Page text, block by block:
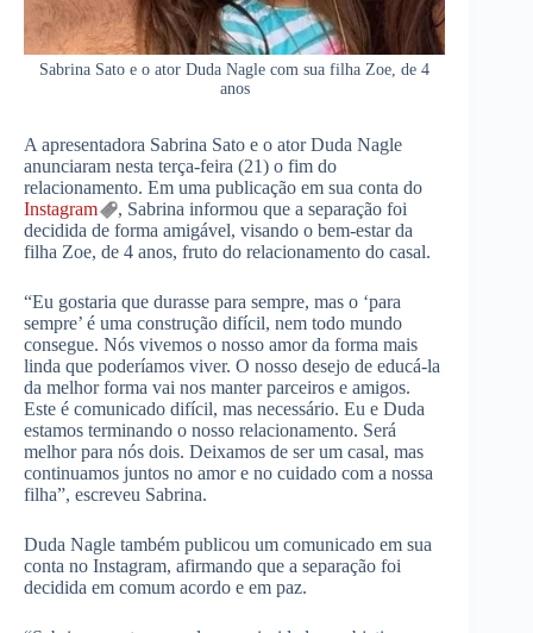
Sabrina Sato e o ator Duda Nagle com sua filha Zoe, de 4
anos
A apresentadora Sabrina Sato e o ator Duda Nagle
anunciaram nesta terça-feira (21) o fim do
relacionamento. Em uma publicação em sua conta do
Instagram
, Sabrina informou que a separação foi
decidida de forma amigável, visando o bem-estar da
filha Zoe, de 4 anos, fruto do relacionamento do casal.
“Eu gostaria que durasse para sempre, mas o ‘para
sempre’ é uma construção difícil, nem todo mundo
consegue. Nós vivemos o nosso amor da forma mais
linda que poderíamos viver. O nosso desejo de educá-la
da melhor forma vai nos manter parceiros e amigos.
Este é comunicado difícil, mas necessário. Eu e Duda
estamos terminando o nosso relacionamento. Será
melhor para nós dois. Deixamos de ser um casal, mas
continuamos juntos no amor e no cuidado com a nossa
filha”, escreveu Sabrina.
Duda Nagle também publicou um comunicado em sua
conta no Instagram, afirmando que a separação foi
decidida em comum acordo e em paz.